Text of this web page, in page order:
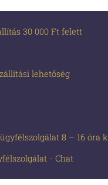
30 000 Ft felett
lehetőség
8 – 16 óra
- Chat